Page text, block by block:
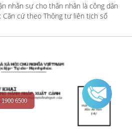
nhân sự cho thân nhân là công dân
Căn cứ theo Thông tư liên tịch số
1900 6500